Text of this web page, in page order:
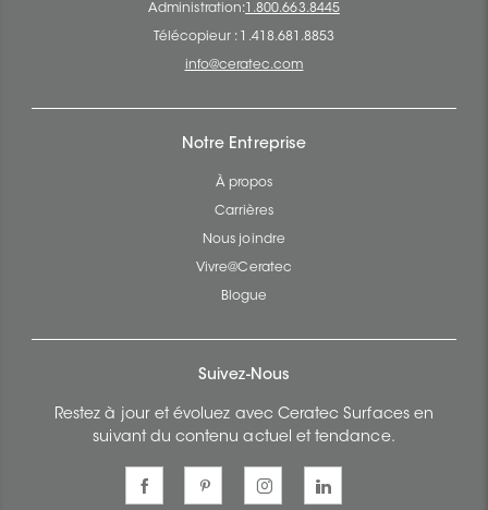
Administration: 1.800.663.8445
Télécopieur : 1.418.681.8853
info@ceratec.com
Notre Entreprise
À propos
Carrières
Nous joindre
Vivre@Ceratec
Blogue
Suivez-Nous
Restez à jour et évoluez avec Ceratec Surfaces en
suivant du contenu actuel et tendance.